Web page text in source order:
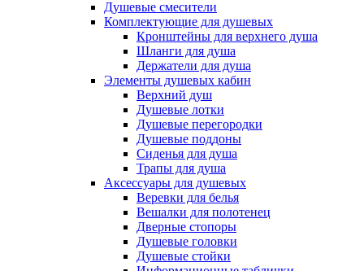
Душевые смесители
Комплектующие для душевых
Кронштейны для верхнего душа
Шланги для душа
Держатели для душа
Элементы душевых кабин
Верхний душ
Душевые лотки
Душевые перегородки
Душевые поддоны
Сиденья для душа
Трапы для душа
Аксессуары для душевых
Веревки для белья
Вешалки для полотенец
Дверные стопоры
Душевые головки
Душевые стойки